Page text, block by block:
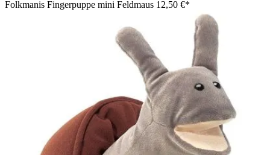
Folkmanis Fingerpuppe mini Feldmaus 12,50 €*